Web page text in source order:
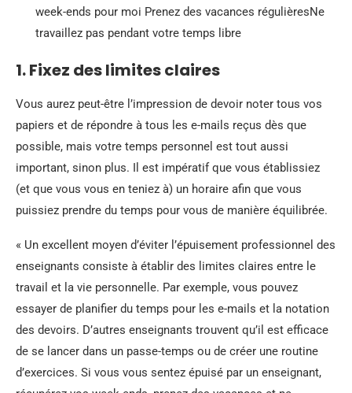
week-ends pour moi Prenez des vacances régulièresNe
travaillez pas pendant votre temps libre
1. Fixez des limites claires
Vous aurez peut-être l’impression de devoir noter tous vos
papiers et de répondre à tous les e-mails reçus dès que
possible, mais votre temps personnel est tout aussi
important, sinon plus. Il est impératif que vous établissiez
(et que vous vous en teniez à) un horaire afin que vous
puissiez prendre du temps pour vous de manière équilibrée.
« Un excellent moyen d’éviter l’épuisement professionnel des
enseignants consiste à établir des limites claires entre le
travail et la vie personnelle. Par exemple, vous pouvez
essayer de planifier du temps pour les e-mails et la notation
des devoirs. D’autres enseignants trouvent qu’il est efficace
de se lancer dans un passe-temps ou de créer une routine
d’exercices. Si vous vous sentez épuisé par un enseignant,